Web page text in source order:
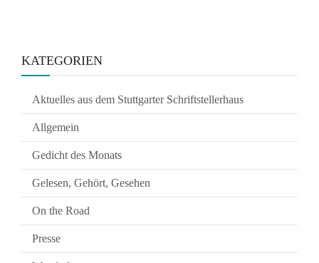
KATEGORIEN
Aktuelles aus dem Stuttgarter Schriftstellerhaus
Allgemein
Gedicht des Monats
Gelesen, Gehört, Gesehen
On the Road
Presse